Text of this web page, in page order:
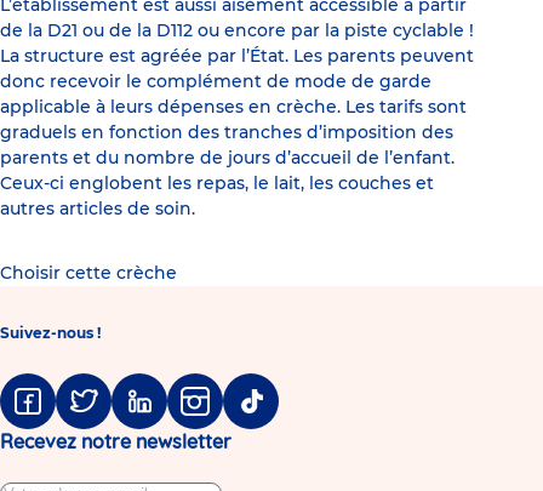
L’établissement est aussi aisément accessible à partir
de la D21 ou de la D112 ou encore par la piste cyclable !
La structure est agréée par l’État. Les parents peuvent
donc recevoir le complément de mode de garde
applicable à leurs dépenses en crèche. Les tarifs sont
graduels en fonction des tranches d’imposition des
parents et du nombre de jours d’accueil de l’enfant.
Ceux-ci englobent les repas, le lait, les couches et
autres articles de soin.
Choisir cette crèche
Suivez-nous !
FacebookTwitter LinkedinInstagramTiktok
Recevez notre newsletter